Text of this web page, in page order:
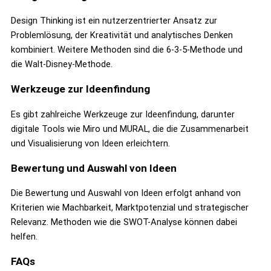
Design Thinking ist ein nutzerzentrierter Ansatz zur
Problemlösung, der Kreativität und analytisches Denken
kombiniert. Weitere Methoden sind die 6-3-5-Methode und
die Walt-Disney-Methode.
Werkzeuge zur Ideenfindung
Es gibt zahlreiche Werkzeuge zur Ideenfindung, darunter
digitale Tools wie Miro und MURAL, die die Zusammenarbeit
und Visualisierung von Ideen erleichtern.
Bewertung und Auswahl von Ideen
Die Bewertung und Auswahl von Ideen erfolgt anhand von
Kriterien wie Machbarkeit, Marktpotenzial und strategischer
Relevanz. Methoden wie die SWOT-Analyse können dabei
helfen.
FAQs